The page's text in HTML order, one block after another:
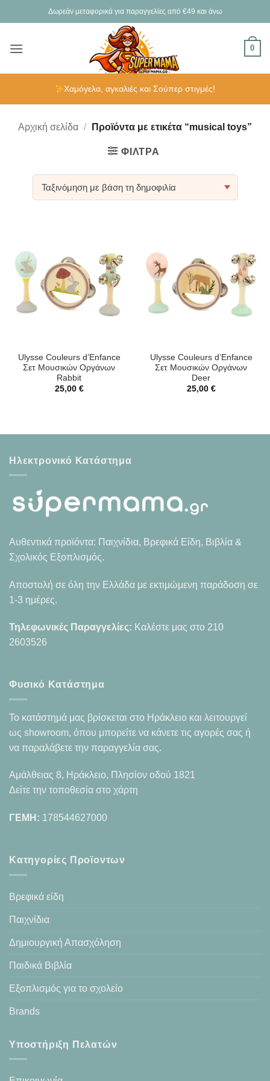
στο
Δωρεάν μεταφορικά για παραγγελίες από €49 και άνω
0
Χαμόγελα, αγκαλιές και Σούπερ στιγμές!
Αρχική σελίδα / Προϊόντα με ετικέτα “musical toys”
ΦΊΛΤΡΑ
Ulysse Couleurs d’Enfance
Σετ Μουσικών Οργάνων
Rabbit
25,00 €
Ulysse Couleurs d’Enfance
Σετ Μουσικών Οργάνων
Deer
25,00 €
Ηλεκτρονικό Κατάστημα
Αυθεντικά προϊόντα: Παιχνίδια, Βρεφικά Είδη, Βιβλία &
Σχολικός Εξοπλισμός.
Αποστολή σε όλη την Ελλάδα με εκτιμώμενη παράδοση σε
1-3 ημέρες.
Τηλεφωνικές Παραγγελίες: Καλέστε μας στο 210
2603526
Φυσικό Κατάστημα
Το κατάστημά μας βρίσκεται στο Ηράκλειο και λειτουργεί
ως showroom, όπου μπορείτε να κάνετε τις αγορές σας ή
να παραλάβετε την παραγγελία σας.
Αμάλθειας 8, Ηράκλειο, Πλησίον οδού 1821
Δείτε την τοποθεσία στο χάρτη
ΓΕΜΗ: 178544627000
Κατηγορίες Προϊοντων
Βρεφικά είδη
Παιχνίδια
Δημιουργική Απασχόληση
Παιδικά Βιβλία
Εξοπλισμός για το σχολείο
Brands
Υποστήριξη Πελατών